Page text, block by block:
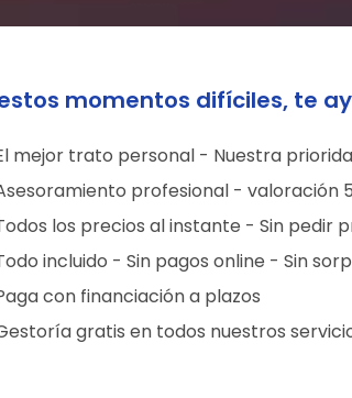
momentos difíciles, te
mejor trato personal - Nuestra
profesional - valoración
los precios al instante - Sin pedir
incluido - Sin pagos online - Sin
con financiación a plazos
gratis en todos nuestros